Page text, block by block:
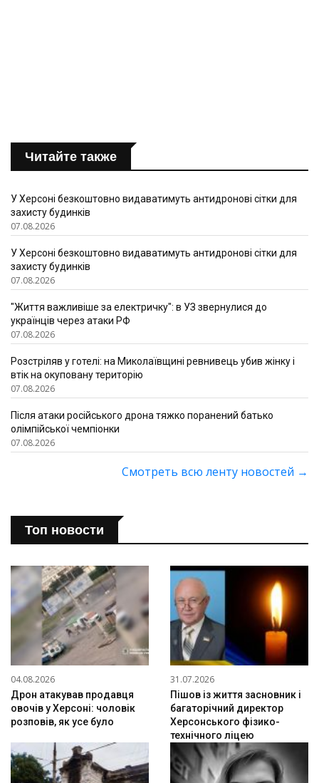
Читайте также
У Херсоні безкоштовно видаватимуть антидронові сітки для
захисту будинків
07.08.2026
У Херсоні безкоштовно видаватимуть антидронові сітки для
захисту будинків
07.08.2026
"Життя важливіше за електричку": в УЗ звернулися до
українців через атаки РФ
07.08.2026
Розстріляв у готелі: на Миколаївщині ревнивець убив жінку і
втік на окуповану територію
07.08.2026
Після атаки російського дрона тяжко поранений батько
олімпійської чемпіонки
07.08.2026
Смотреть всю ленту новостей →
Топ новости
04.08.2026
Дрон атакував продавця
овочів у Херсоні: чоловік
розповів, як усе було
31.07.2026
Пішов із життя засновник і
багаторічний директор
Херсонського фізико-
технічного ліцею